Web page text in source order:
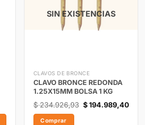
SIN EXISTENCIAS
CLAVOS DE BRONCE
CLAVO BRONCE REDONDA
1.25X15MM BOLSA 1 KG
$234.926,93 $194.989,40
Comprar